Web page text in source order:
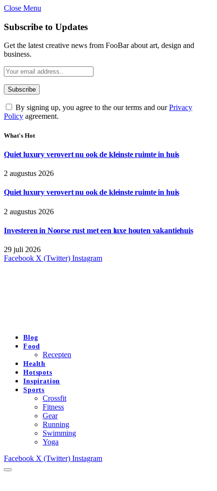
Close Menu
Subscribe to Updates
Get the latest creative news from FooBar about art, design and
business.
By signing up, you agree to the our terms and ourPrivacy
Policy agreement.
What's Hot
Quiet luxury verovert nu ook de kleinste ruimte in huis
2 augustus 2026
Quiet luxury verovert nu ook de kleinste ruimte in huis
2 augustus 2026
Investeren in Noorse rust met een luxe houten vakantiehuis
29 juli 2026
Facebook X (Twitter) Instagram
Blog
Food
Recepten
Health
Hotspots
Inspiration
Sports
Crossfit
Fitness
Gear
Running
Swimming
Yoga
Facebook X (Twitter) Instagram